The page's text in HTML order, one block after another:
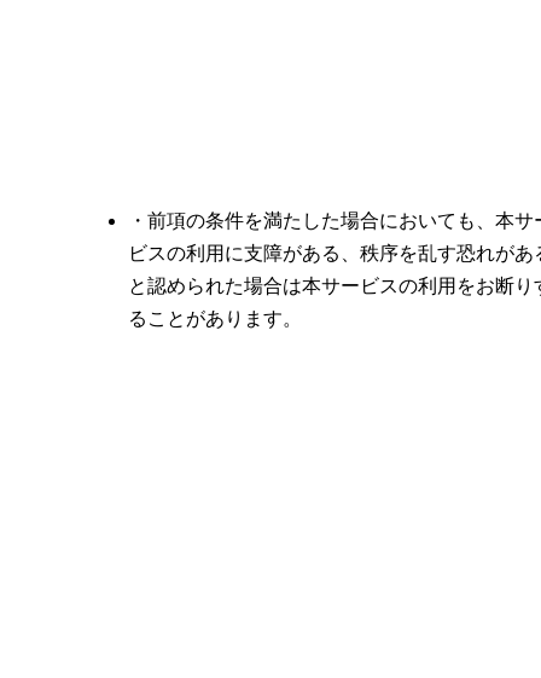
・前項の条件を満たした場合においても、本サ
ビスの利用に支障がある、秩序を乱す恐れがあ
と認められた場合は本サービスの利用をお断り
ることがあります。